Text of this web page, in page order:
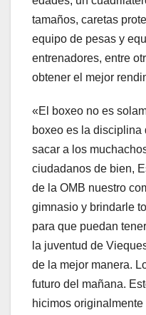
tamaños, caretas
equipo de pesas y
entrenadores, entre
obtener el mejor
«El boxeo no es
boxeo es la disciplina
sacar a los
ciudadanos de bien,
de la OMB nuestro
gimnasio y brindarle
para que puedan
la juventud de
de la mejor manera.
futuro del mañana.
hicimos